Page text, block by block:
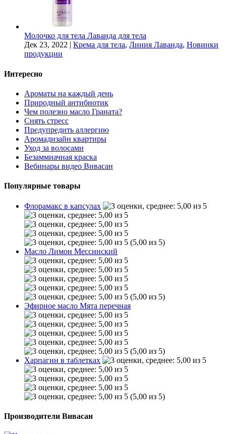
Молочко для тела Лаванда для тела
Дек 23, 2022
Крема для тела, Линия Лаванда, Новинки
продукции
Интересно
Ароматы на каждый день
Природный антибиотик
Чем полезно масло Граната?
Снять стресс
Предупредить аллергию
Аромадизайн квартиры
Уход за волосами
Безаммиачная краска
Вебинары видео Вивасан
Популярные товары
Флорамакс в капсулах
(5,00 из 5)
Масло Лимон Мессинский
(5,00 из 5)
Эфирное масло Мята перечная
(5,00 из 5)
Харпагин в таблетках
(5,00 из 5)
Производители Вивасан